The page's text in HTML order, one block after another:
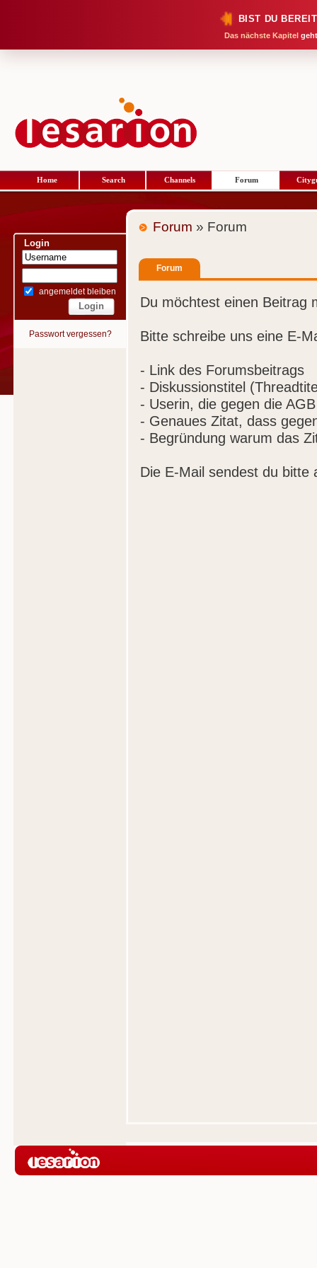
BIST DU
Das nächste Kapitel
Home Search Channels Forum
Login
angemeldet bleiben
Passwort vergessen?
Forum » Forum
Forum
Du möchtest einen Beitrag
Bitte schreibe uns eine E-
- Link des Forumsbeitrags
- Diskussionstitel
- Userin, die gegen die
- Genaues Zitat, dass
- Begründung warum das
Die E-Mail sendest du bitte